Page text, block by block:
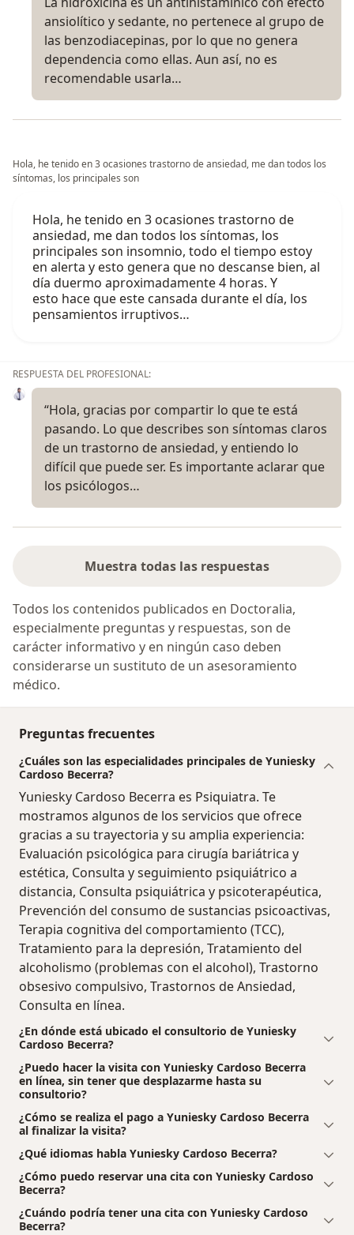
ansiolítico y sedante, no pertenece al grupo de
las benzodiacepinas, por lo que no genera
dependencia como ellas. Aun así, no es
recomendable usarla…
Hola, he tenido en 3 ocasiones trastorno de ansiedad, me dan todos los
síntomas, los principales son
Hola, he tenido en 3 ocasiones trastorno de
ansiedad, me dan todos los síntomas, los
principales son insomnio, todo el tiempo estoy
en alerta y esto genera que no descanse bien, al
día duermo aproximadamente 4 horas. Y
esto hace que este cansada durante el día, los
pensamientos irruptivos…
RESPUESTA DEL PROFESIONAL:
“Hola, gracias por compartir lo que te está
pasando. Lo que describes son síntomas claros
de un trastorno de ansiedad, y entiendo lo
difícil que puede ser. Es importante aclarar que
los psicólogos…
Muestra todas las respuestas
Todos los contenidos publicados en Doctoralia,
especialmente preguntas y respuestas, son de
carácter informativo y en ningún caso deben
considerarse un sustituto de un asesoramiento
médico.
Preguntas frecuentes
¿Cuáles son las especialidades principales de Yuniesky
Cardoso Becerra?
Yuniesky Cardoso Becerra es Psiquiatra. Te
mostramos algunos de los servicios que ofrece
gracias a su trayectoria y su amplia experiencia:
Evaluación psicológica para cirugía bariátrica y
estética, Consulta y seguimiento psiquiátrico a
distancia, Consulta psiquiátrica y psicoterapéutica,
Prevención del consumo de sustancias psicoactivas,
Terapia cognitiva del comportamiento (TCC),
Tratamiento para la depresión, Tratamiento del
alcoholismo (problemas con el alcohol), Trastorno
obsesivo compulsivo, Trastornos de Ansiedad,
Consulta en línea.
¿En dónde está ubicado el consultorio de Yuniesky
Cardoso Becerra?
¿Puedo hacer la visita con Yuniesky Cardoso Becerra
en línea, sin tener que desplazarme hasta su
consultorio?
¿Cómo se realiza el pago a Yuniesky Cardoso Becerra
al finalizar la visita?
¿Qué idiomas habla Yuniesky Cardoso Becerra?
¿Cómo puedo reservar una cita con Yuniesky Cardoso
Becerra?
¿Cuándo podría tener una cita con Yuniesky Cardoso
Becerra?